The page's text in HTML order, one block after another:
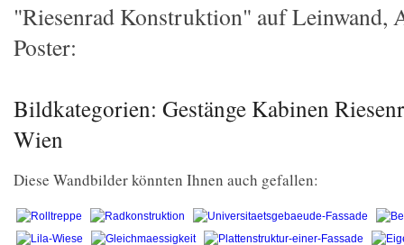
"Riesenrad Konstruktion" auf Leinwand,
Poster:
Bildkategorien: Gestänge Kabinen
Wien
Diese Wandbilder könnten Ihnen auch gefallen: